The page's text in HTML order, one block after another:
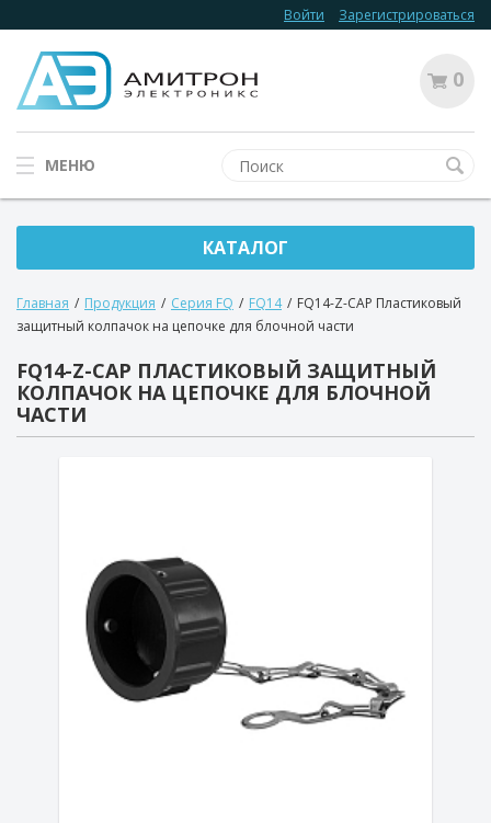
Войти Зарегистрироваться
0
МЕНЮ
КАТАЛОГ
Главная / Продукция / Серия FQ / FQ14 / FQ14-Z-CAP Пластиковый
защитный колпачок на цепочке для блочной части
FQ14-Z-CAP ПЛАСТИКОВЫЙ ЗАЩИТНЫЙ
КОЛПАЧОК НА ЦЕПОЧКЕ ДЛЯ БЛОЧНОЙ
ЧАСТИ